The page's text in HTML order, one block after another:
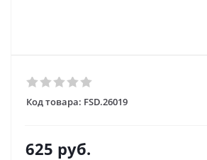
Код товара: FSD.26019
625 руб.